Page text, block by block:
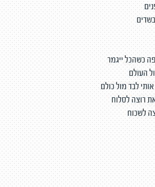
כשהכל ייגמר
העולם
לבד מול כולם
רוצה לסלוח
לשכוח